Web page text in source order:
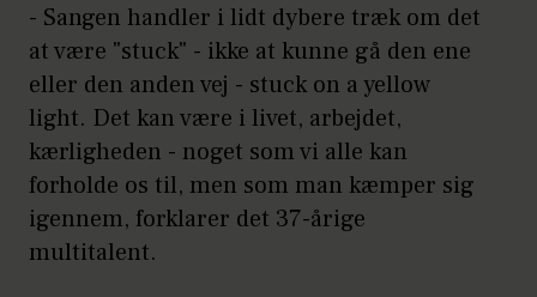
- Sangen handler i lidt dybere træk om det
at være "stuck" - ikke at kunne gå den ene
eller den anden vej - stuck on a yellow
light. Det kan være i livet, arbejdet,
kærligheden - noget som vi alle kan
forholde os til, men som man kæmper sig
igennem, forklarer det 37-årige
multitalent.